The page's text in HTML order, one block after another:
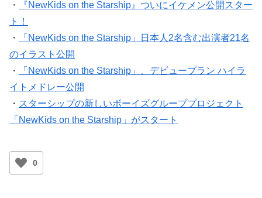
・
『NewKids on the Starship』ついにイケメン公開スター
ト！
・
「NewKids on the Starship」日本人2名含む出演者21名
のイラスト公開
・
「NewKids on the Starship」、デビュープラン ハイラ
イトメドレー公開
・ スターシップの新しいボーイズグループプロジェクト
「NewKids on the Starship」がスタート
0